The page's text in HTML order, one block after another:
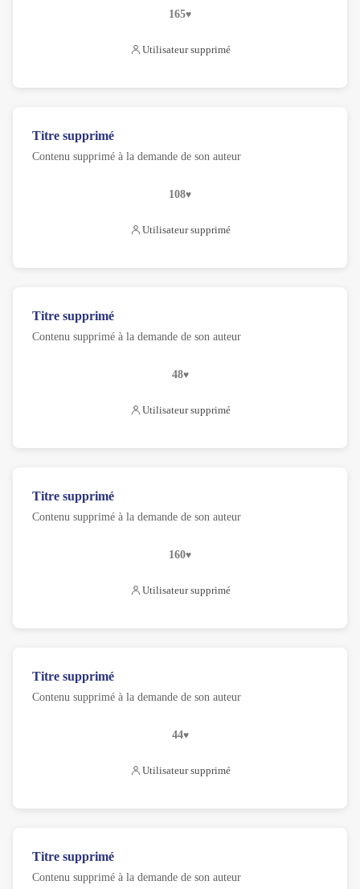
165
Utilisateur supprimé
Titre supprimé
Contenu supprimé à la demande de son auteur
108
Utilisateur supprimé
Titre supprimé
Contenu supprimé à la demande de son auteur
48
Utilisateur supprimé
Titre supprimé
Contenu supprimé à la demande de son auteur
160
Utilisateur supprimé
Titre supprimé
Contenu supprimé à la demande de son auteur
44
Utilisateur supprimé
Titre supprimé
Contenu supprimé à la demande de son auteur